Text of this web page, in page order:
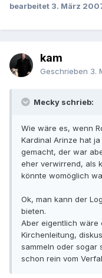
bearbeitet 3. März
kam
Geschrieben 3.
Mecky schrieb:
Wie wäre es, wenn
Kardinal Arinze hat
gemacht, der war
eher verwirrend, als
könnte womöglich
Ok, man kann der
bieten.
Aber eigentlich wäre
Kirchenleitung,
sammeln oder sogar
schon rein vom